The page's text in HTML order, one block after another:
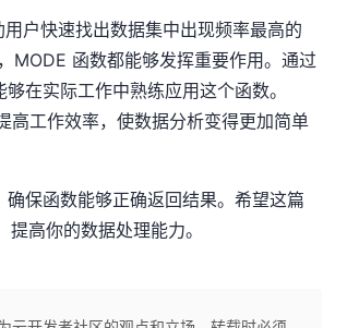
户快速找出数据集中出现频率最高的
MODE 函数都能够发挥重要作用。通过
在实际工作中熟练应用这个函数。
高工作效率，使数据分析变得更加简单
保函数能够正确返回结果。希望这篇
高你的数据处理能力。